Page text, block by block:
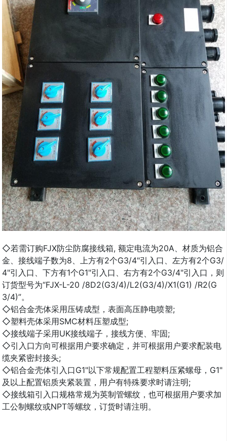
◇若需订购FJX防尘防腐接线箱, 额定电流为20A、材质为铝合
金、接线端子数为8、上方有2个G3/4"引入口、左方有2个G3/
4"引入口、下方有1个G1"引入口、右方有2个G3/4"引入口，则
订货型号为“FJX-L-20 /8D2(G3/4)/L2(G3/4)/X1(G1) /R2(G
3/4)”。
◇铝合金壳体采用压铸成型，表面高压静电喷塑;
◇塑料壳体采用SMC材料压塑成型;
◇接线端子采用UK接线端子，接线方便、牢固;
◇引入口方向可根据用户要求确定，并可根据用户要求配装电
缆夹紧密封接头;
◇铝合金壳体引入口G1"以下常规配置工程塑料压紧螺母，G1"
及以上配置铝质夹紧装置，用户有特殊要求时请注明;
◇接线箱引入口规格常规为英制管螺纹，也可根据用户要求加
工公制螺纹或NPT等螺纹，订货时请注明。